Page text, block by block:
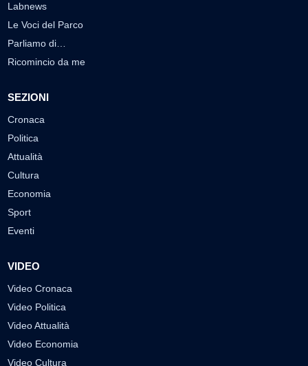
Labnews
Le Voci del Parco
Parliamo di…
Ricomincio da me
SEZIONI
Cronaca
Politica
Attualità
Cultura
Economia
Sport
Eventi
VIDEO
Video Cronaca
Video Politica
Video Attualità
Video Economia
Video Cultura